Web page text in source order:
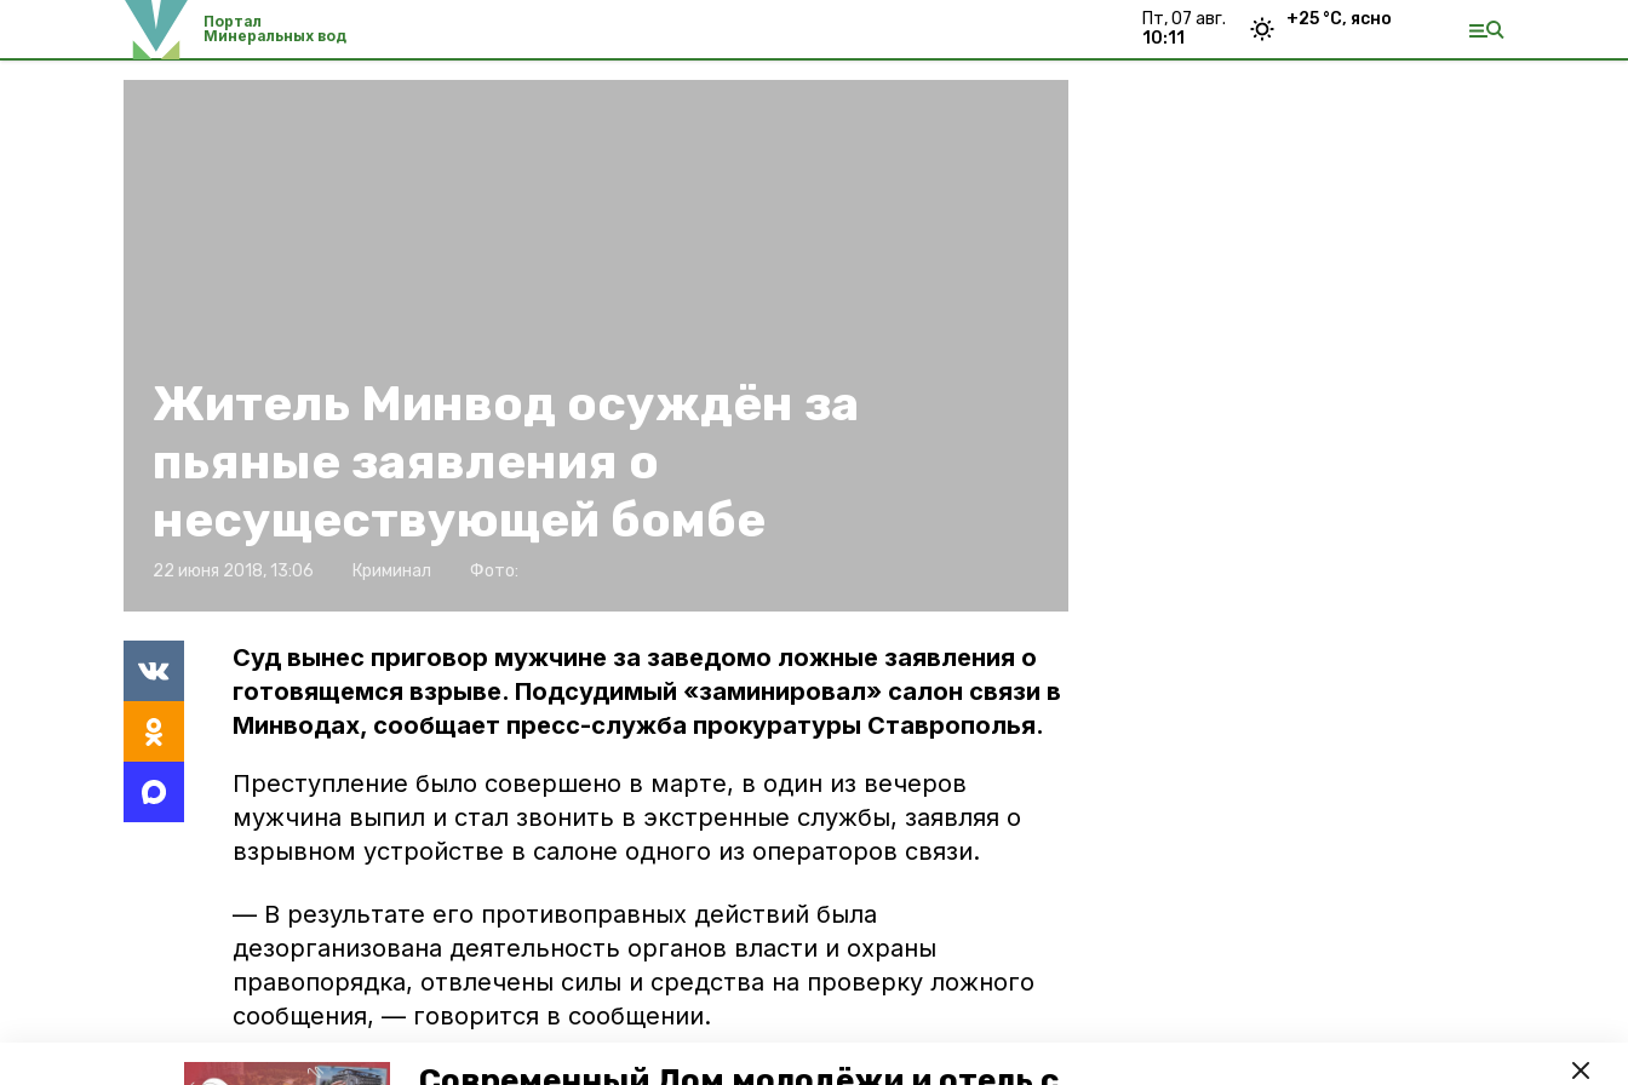
Портал
Минеральных вод
пт, 07 авг.
10:11
+25 °С, ясно
Житель Минвод осуждён за
пьяные заявления о
несуществующей бомбе
22 июня 2018, 13:06 Криминал Фото:
Суд вынес приговор мужчине за заведомо ложные заявления о
готовящемся взрыве. Подсудимый «заминировал» салон связи в
Минводах, сообщает пресс-служба прокуратуры Ставрополья.
Преступление было совершено в марте, в один из вечеров
мужчина выпил и стал звонить в экстренные службы, заявляя о
взрывном устройстве в салоне одного из операторов связи.
— В результате его противоправных действий была
дезорганизована деятельность органов власти и охраны
правопорядка, отвлечены силы и средства на проверку ложного
сообщения, — говорится в сообщении.
Суд приговорил мужчину к полутора годам лишения свободы.